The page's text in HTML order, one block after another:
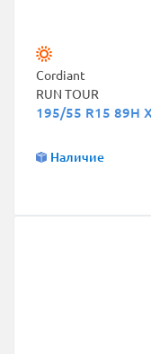
Cordiant
RUN TOUR
195/55 R15 89H
Наличие